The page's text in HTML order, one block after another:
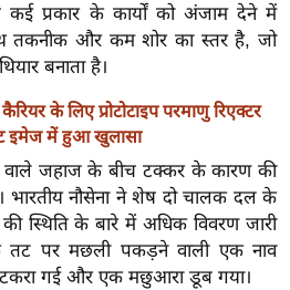
कई प्रकार के कार्यों को अंजाम देने में
तकनीक और कम शोर का स्तर है, जो
बनाता है।
के लिए प्रोटोटाइप परमाणु रिएक्टर
इमेज में हुआ खुलासा
जहाज के बीच टक्कर के कारण की
भारतीय नौसेना ने शेष दो चालक दल के
स्थिति के बारे में अधिक विवरण जारी
तट पर मछली पकड़ने वाली एक नाव
टकरा गई और एक मछुआरा डूब गया।